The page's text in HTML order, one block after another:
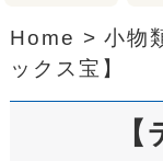
Home >小物
ックス宝】